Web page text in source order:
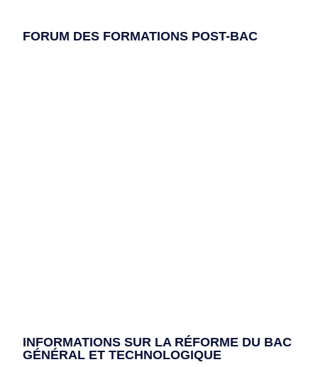
FORUM DES FORMATIONS POST-BAC
INFORMATIONS SUR LA RÉFORME DU BAC
GÉNÉRAL ET TECHNOLOGIQUE